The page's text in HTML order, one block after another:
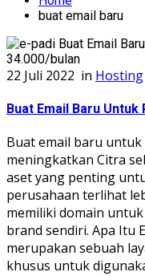
buat email baru
22 Juli 2022 in Hosting
Buat Email Baru Untuk
Buat email baru
meningkatkan Citra
aset yang penting
perusahaan terlihat
memiliki domain
brand sendiri. Apa Itu
merupakan sebuah
khusus untuk